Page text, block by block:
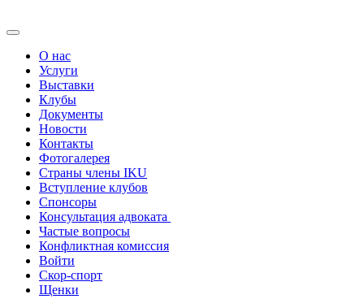
О нас
Услуги
Выставки
Клубы
Документы
Новости
Контакты
Фотогалерея
Страны члены IKU
Вступление клубов​
Спонсоры
Консультация адвоката ​
Частые вопросы
Конфликтная комиссия
Войти
Скор-спорт
Щенки